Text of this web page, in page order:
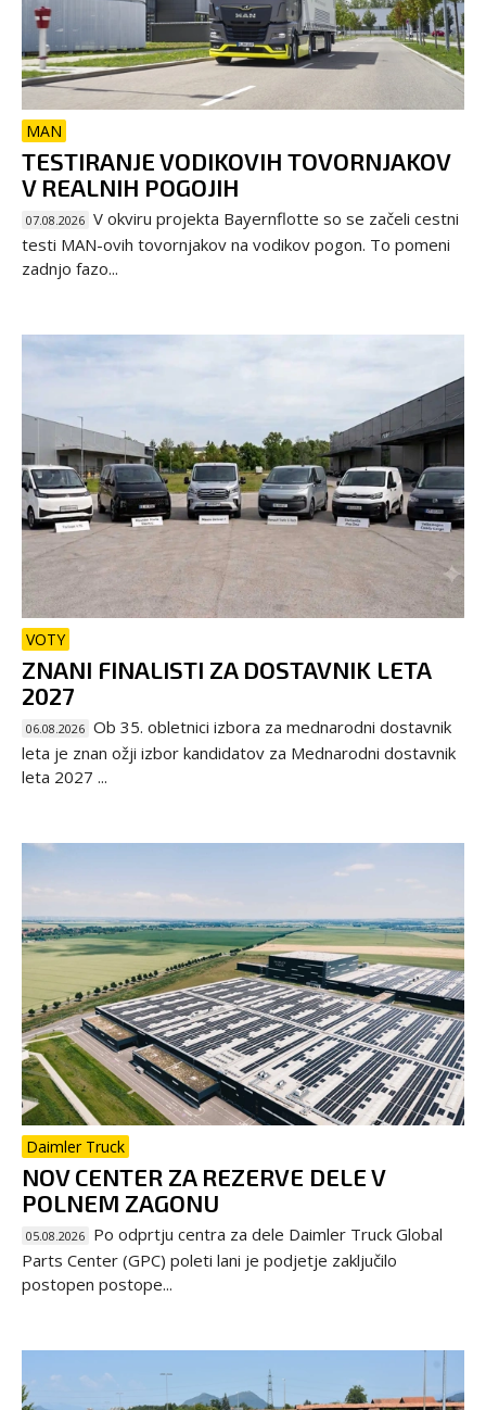
MAN
TESTIRANJE VODIKOVIH TOVORNJAKOV
V REALNIH POGOJIH
07.08.2026 V okviru projekta Bayernflotte so se začeli cestni
testi MAN-ovih tovornjakov na vodikov pogon. To pomeni
zadnjo fazo...
VOTY
ZNANI FINALISTI ZA DOSTAVNIK LETA
2027
06.08.2026 Ob 35. obletnici izbora za mednarodni dostavnik
leta je znan ožji izbor kandidatov za Mednarodni dostavnik
leta 2027 ...
Daimler Truck
NOV CENTER ZA REZERVE DELE V
POLNEM ZAGONU
05.08.2026 Po odprtju centra za dele Daimler Truck Global
Parts Center (GPC) poleti lani je podjetje zaključilo
postopen postope...